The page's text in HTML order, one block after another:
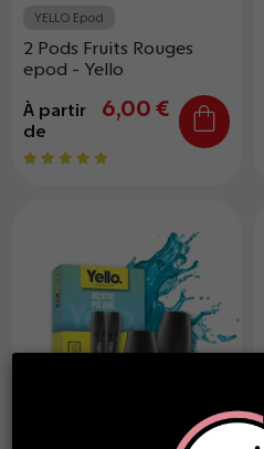
YELLO Epod
2 Pods Fruits Rouges
epod - Yello
À partir
de
6,00 €